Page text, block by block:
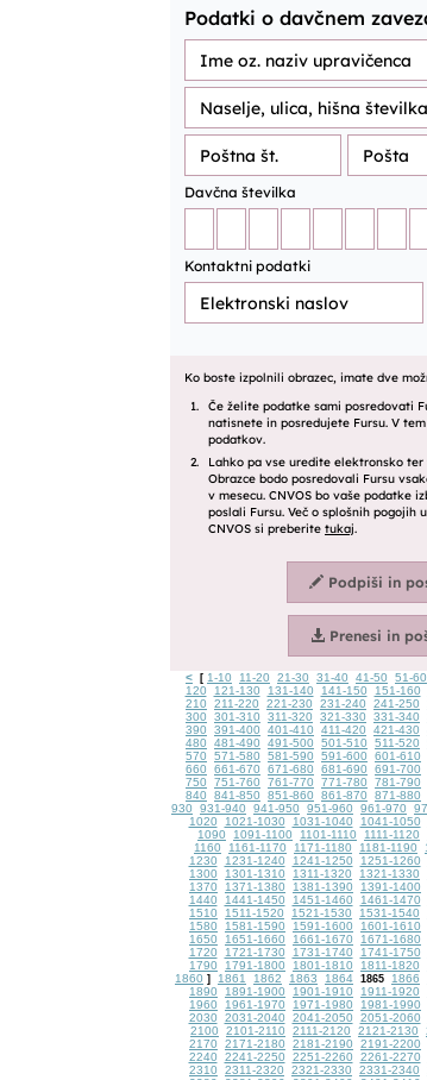
< [ 1-10 11-20 21-30 31-40 41-50 51-60
120
121-130 131-140 141-150 151-160
210
211-220 221-230 231-240 241-250
300
301-310 311-320 321-330 331-340
390
391-400 401-410 411-420 421-430
480
481-490 491-500 501-510 511-520
570
571-580 581-590 591-600 601-610
660
661-670 671-680 681-690 691-700
750
751-760 761-770 771-780 781-790
840
841-850 851-860 861-870 871-880
930
931-940 941-950 951-960 961-970
1020
1021-1030 1031-1040 1041-1050
1090
1091-1100 1101-1110 1111-1120
1160
1161-1170 1171-1180 1181-1190
1230
1231-1240 1241-1250 1251-1260
1300
1301-1310 1311-1320 1321-1330
1370
1371-1380 1381-1390 1391-1400
1440
1441-1450 1451-1460 1461-1470
1510
1511-1520 1521-1530 1531-1540
1580
1581-1590 1591-1600 1601-1610
1650
1651-1660 1661-1670 1671-1680
1720
1721-1730 1731-1740 1741-1750
1790
1791-1800 1801-1810 1811-1820
1860 ] 1861 1862 1863 1864 1865 1866
1890
1891-1900 1901-1910 1911-1920
1960
1961-1970 1971-1980 1981-1990
2030
2031-2040 2041-2050 2051-2060
2100
2101-2110 2111-2120 2121-2130
2170
2171-2180 2181-2190 2191-2200
2240
2241-2250 2251-2260 2261-2270
2310
2311-2320 2321-2330 2331-2340